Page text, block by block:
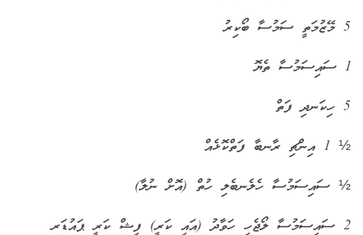
5 މޭޒުމަތީ ސަމުސާ ބޯކިރު
1 ސައިސަމުސާ ތެޔޮ
5 ހިކަނދި ފަތް
½ 1 އިންޗި ރާނބާ ފަތްކޮޅެއް
½ ސައިސަމުސާ ހެލެނބެލި ހުތް (އޮށް ނުލާ)
2 ސައިސަމުސާ ލޯޖެހި ހަވާދު (އައި ކަރީ) ފިޝް ކަރީ ޕައުޑަރ